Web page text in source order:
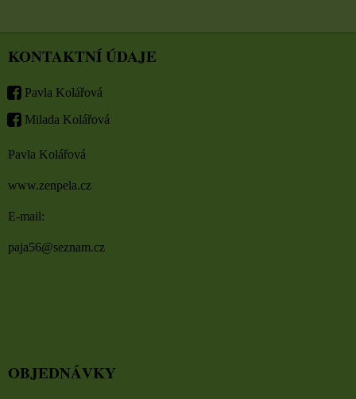
KONTAKTNÍ ÚDAJE
Pavla Kolářová
Milada Kolářová
Pavla Kolářová
www.zenpela.cz
E-mail:
paja56@seznam.cz
OBJEDNÁVKY